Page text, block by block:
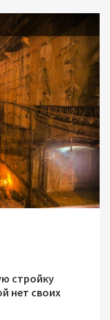
стройку
нет своих